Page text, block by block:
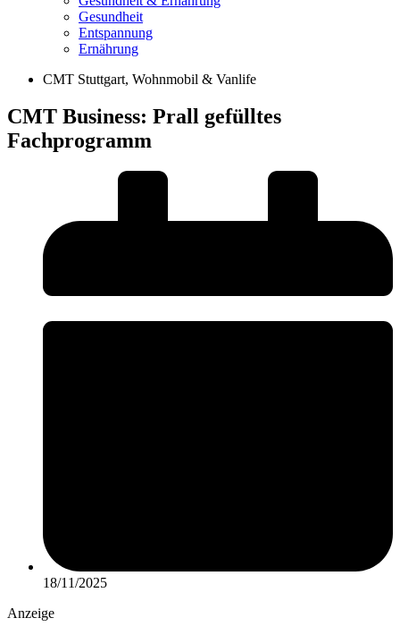
Gesundheit
Entspannung
Ernährung
CMT Stuttgart, Wohnmobil & Vanlife
CMT Business: Prall gefülltes
Fachprogramm
18/11/2025
Anzeige